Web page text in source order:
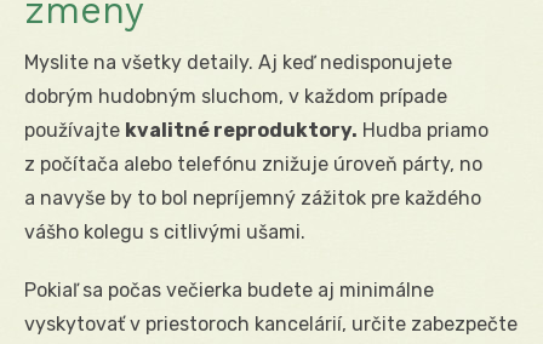
zmeny
Myslite na všetky detaily. Aj keď nedisponujete
dobrým hudobným sluchom, v každom prípade
používajte kvalitné reproduktory. Hudba priamo
z počítača alebo telefónu znižuje úroveň párty, no
a navyše by to bol nepríjemný zážitok pre každého
vášho kolegu s citlivými ušami.
Pokiaľ sa počas večierka budete aj minimálne
vyskytovať v priestoroch kancelárií, určite zabezpečte